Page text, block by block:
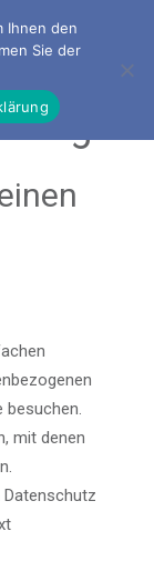
besuchen.
mit denen
Ihnen den
Sie der